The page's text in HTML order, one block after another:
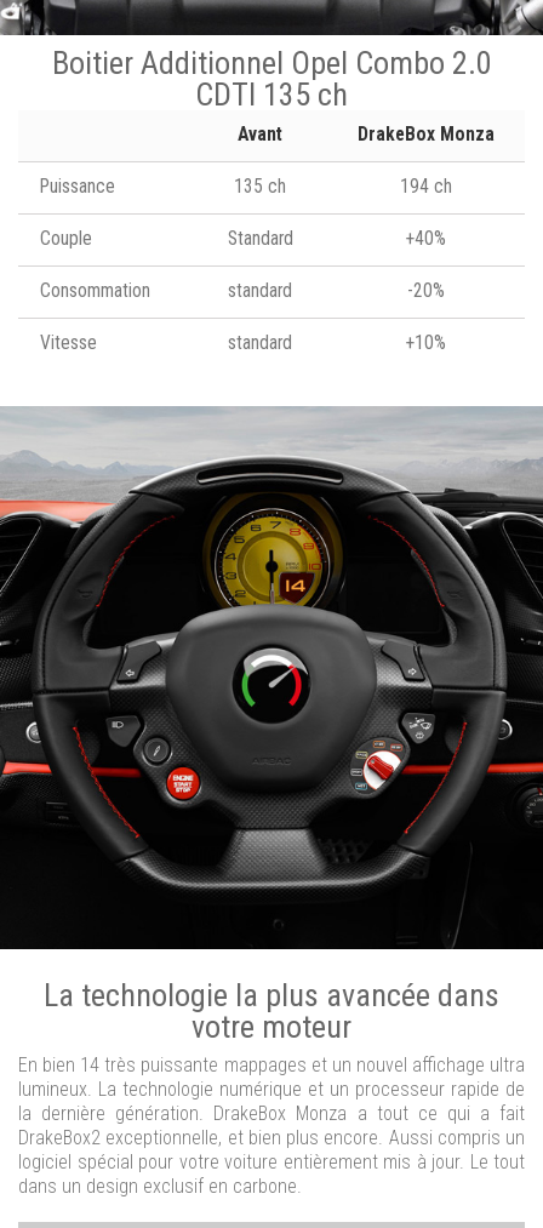
Boitier Additionnel Opel Combo 2.0
CDTI 135 ch
Avant DrakeBox Monza
Puissance 135 ch 194 ch
Couple Standard +40%
Consommation standard -20%
Vitesse standard +10%
La technologie la plus avancée dans
votre moteur
En bien 14 très puissante mappages et un nouvel affichage ultra
lumineux. La technologie numérique et un processeur rapide de
la dernière génération. DrakeBox Monza a tout ce qui a fait
DrakeBox2 exceptionnelle, et bien plus encore. Aussi compris un
logiciel spécial pour votre voiture entièrement mis à jour. Le tout
dans un design exclusif en carbone.